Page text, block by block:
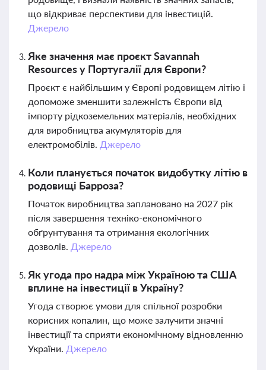
що відкриває перспективи для інвестицій.
Джерело
Яке значення має проєкт Savannah
Resources у Португалії для Європи?
Проєкт є найбільшим у Європі родовищем літію і
допоможе зменшити залежність Європи від
імпорту рідкоземельних матеріалів, необхідних
для виробництва акумуляторів для
електромобілів. Джерело
Коли планується початок видобутку літію в
родовищі Барроза?
Початок виробництва заплановано на 2027 рік
після завершення техніко-економічного
обґрунтування та отримання екологічних
дозволів. Джерело
Як угода про надра між Україною та США
вплине на інвестиції в Україну?
Угода створює умови для спільної розробки
корисних копалин, що може залучити значні
інвестиції та сприяти економічному відновленню
України. Джерело